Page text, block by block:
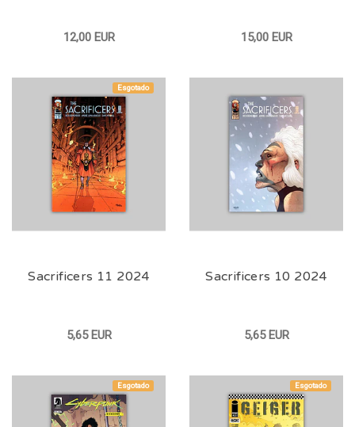
12,00 EUR 15,00 EUR
Esgotado
Sacrificers 11 2024
5,65 EUR
Sacrificers 10 2024
5,65 EUR
Esgotado Esgotado